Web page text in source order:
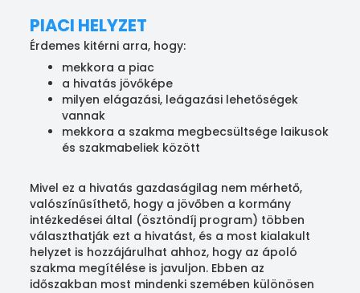
PIACI HELYZET
Érdemes kitérni arra, hogy:
mekkora a piac
a hivatás jövőképe
milyen elágazási, leágazási lehetőségek
vannak
mekkora a szakma megbecsültsége laikusok
és szakmabeliek között
Mivel ez a hivatás gazdaságilag nem mérhető,
valószínűsíthető, hogy a jövőben a kormány
intézkedései által (ösztöndíj program) többen
választhatják ezt a hivatást, és a most kialakult
helyzet is hozzájárulhat ahhoz, hogy az ápoló
szakma megítélése is javuljon. Ebben az
időszakban most mindenki szemében különösen